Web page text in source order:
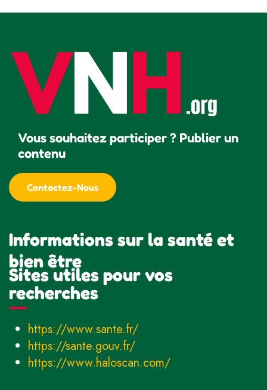
Vous souhaitez participer ? Publier un
contenu
Contactez-Nous
Informations sur la santé et
bien être
Sites utiles pour vos
recherches
https://www.sante.fr/
https://sante.gouv.fr/
https://www.haloscan.com/